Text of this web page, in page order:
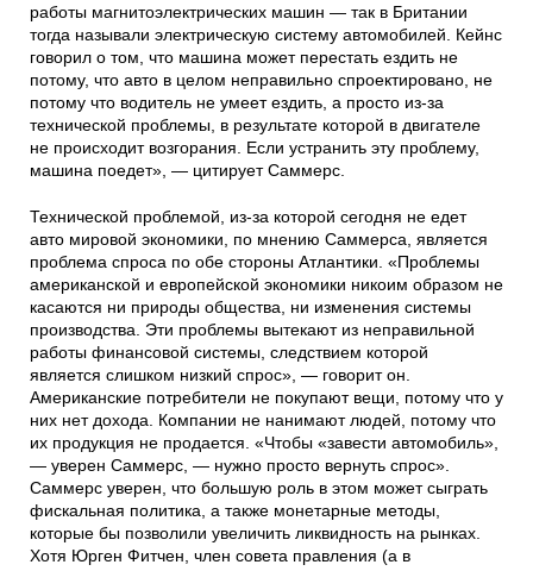
работы магнитоэлектрических машин — так в Британии
тогда называли электрическую систему автомобилей. Кейнс
говорил о том, что машина может перестать ездить не
потому, что авто в целом неправильно спроектировано, не
потому что водитель не умеет ездить, а просто из-за
технической проблемы, в результате которой в двигателе
не происходит возгорания. Если устранить эту проблему,
машина поедет», — цитирует Саммерс.
Технической проблемой, из-за которой сегодня не едет
авто мировой экономики, по мнению Саммерса, является
проблема спроса по обе стороны Атлантики. «Проблемы
американской и европейской экономики никоим образом не
касаются ни природы общества, ни изменения системы
производства. Эти проблемы вытекают из неправильной
работы финансовой системы, следствием которой
является слишком низкий спрос», — говорит он.
Американские потребители не покупают вещи, потому что у
них нет дохода. Компании не нанимают людей, потому что
их продукция не продается. «Чтобы «завести автомобиль»,
— уверен Саммерс, — нужно просто вернуть спрос».
Саммерс уверен, что большую роль в этом может сыграть
фискальная политика, а также монетарные методы,
которые бы позволили увеличить ликвидность на рынках.
Хотя Юрген Фитчен, член совета правления (а в